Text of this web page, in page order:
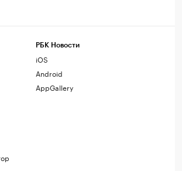
РБК Новости
iOS
Android
AppGallery